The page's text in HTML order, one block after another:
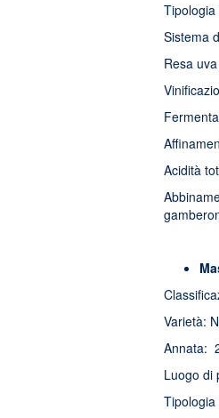
Tipologia
Sistema
Resa
Acidità
Varietà:
Annata:
Luogo di